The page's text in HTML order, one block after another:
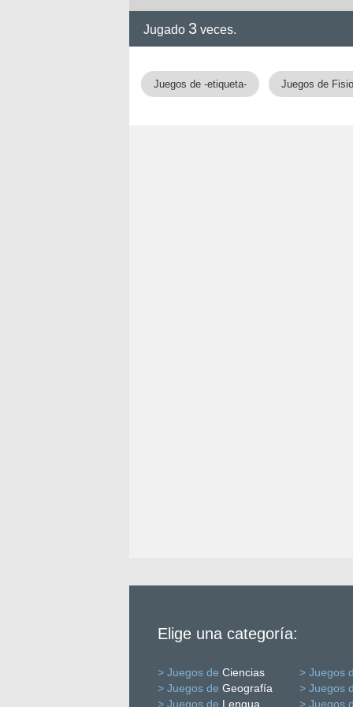
Jugado 3 veces.
Juegos de -etiqueta- Juegos de
Elige una categoría:
> Juegos de Ciencias
> Juegos
> Juegos de Geografía
> Juegos
> Juegos de Lengua > Juegos